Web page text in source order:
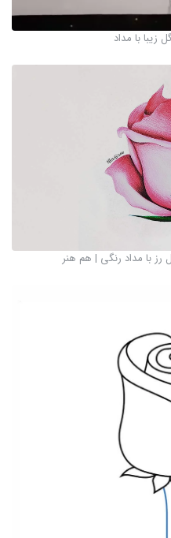
با مداد
با مداد رنگی | هم هنر